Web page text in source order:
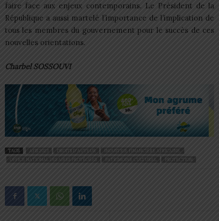
faire face aux enjeux contemporains. Le Président de la
République a aussi martelé l’importance de l’implication de
tous les membres du gouvernement pour le succès de ces
nouvelles orientations.
Charbel SOSSOUVI
TAGS AFIS 2023 DROITS D'AUTEUR
INDUSTRIE FINANCIÈRE AFRICAINE.
OFFICE NATIONAL DES AIRES PROTÉGÉES
PATRIMOINE CULTUREL PROTECTION